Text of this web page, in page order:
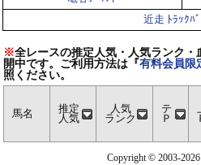
近走 ﾄﾗｯｸﾊ
※全レースの推定人気・人気ランク
開中です。ご利用方法は『有料会員限
照ください。
馬名
推定
人気
人気
ランク
テ
Ｐ
Copyright © 2003-